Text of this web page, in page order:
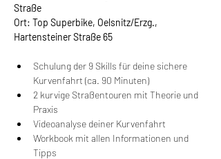
Straße
Ort: Top Superbike, Oelsnitz/Erzg.,
Hartensteiner Straße 65
Schulung der 9 Skills für deine sichere
Kurvenfahrt (ca. 90 Minuten)
2 kurvige Straßentouren mit Theorie und
Praxis
Videoanalyse deiner Kurvenfahrt
Workbook mit allen Informationen und
Tipps